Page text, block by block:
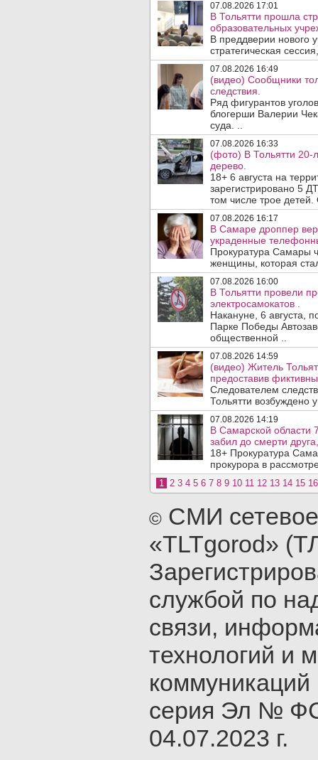
07.08.2026 17:01
В Тольятти прошла
образовательных
В преддверии нового
стратегическая
07.08.2026 16:49
(видео) Сообщники
следствия.
Ряд фигурантов
блогерши Валерии
суда. ..
07.08.2026 16:33
(фото) В Тольятти 20-
дерево.
18+ 6 августа на
зарегистрировано 5
том числе трое
07.08.2026 16:17
В Самаре дроппер
украденные
Прокуратура Самары
женщины, которая
07.08.2026 16:00
В Тольятти провели
электросамокатов .
Накануне, 6 августа,
Парке Победы
общественной ..
07.08.2026 14:59
(видео) Житель
предоставив
Следователем
Тольятти возбуждено
07.08.2026 14:19
В Самарской области
забил до смерти
18+ Прокуратура
прокурора в
1 2 3 4 5 6 7 8 9 10 11 12 13 14 15 16
© СМИ
«TLTgorod»
службой по
связи,
технологий и
серия Эл №
04.07.2023 г.